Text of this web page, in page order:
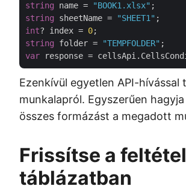
string name = "BOOK1.xlsx"
string sheetName = "SHEET1"
int? index = 0
string folder = "TEMPFOLDER"
var
Ezenkívül egyetlen API-
munkalapról. Egyszerűen
összes formázást a megadott
Frissítse a
táblázatban